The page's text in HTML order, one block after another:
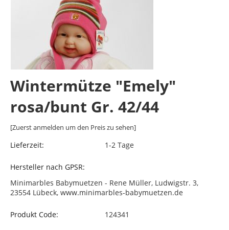
Wintermütze "Emely"
rosa/bunt Gr. 42/44
[Zuerst anmelden um den Preis zu sehen]
Lieferzeit: 1-2 Tage
Hersteller nach GPSR:
Minimarbles Babymuetzen - Rene Müller, Ludwigstr. 3,
23554 Lübeck, www.minimarbles-babymuetzen.de
Produkt Code: 124341